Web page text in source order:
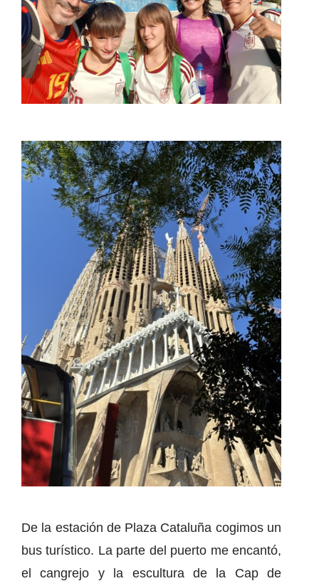
De la estación de Plaza Cataluña cogimos un
bus turístico. La parte del puerto me encantó,
el cangrejo y la escultura de la Cap de